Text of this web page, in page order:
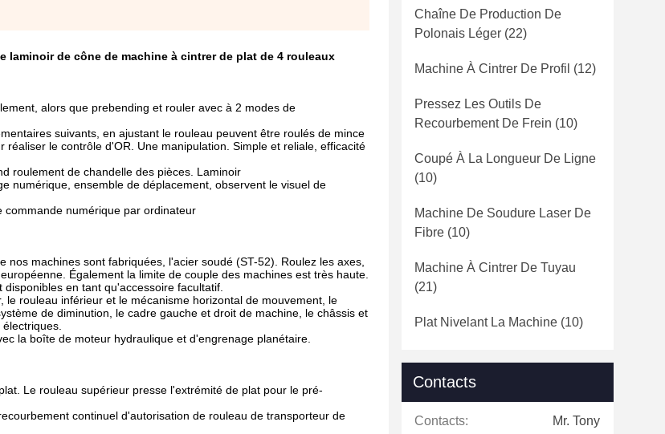
laminoir de cône de machine à cintrer de plat de 4 rouleaux
alors que prebending et rouler avec à 2 modes de
suivants, en ajustant le rouleau peuvent être roulés de mince
le contrôle d'OR. Une manipulation. Simple et reliale, efficacité
roulement de chandelle des pièces. Laminoir
numérique, ensemble de déplacement, observent le visuel de
commande numérique par ordinateur
machines sont fabriquées, l'acier soudé (ST-52). Roulez les axes,
Également la limite de couple des machines est très haute.
en tant qu'accessoire facultatif.
rouleau inférieur et le mécanisme horizontal de mouvement, le
de diminution, le cadre gauche et droit de machine, le châssis et
la boîte de moteur hydraulique et d'engrenage planétaire.
Le rouleau supérieur presse l'extrémité de plat pour le pré-
continuel d'autorisation de rouleau de transporteur de
Chaîne De Production De
Polonais Léger (22)
Machine À Cintrer De Profil (12)
Pressez Les Outils De
Recourbement De Frein (10)
Coupé À La Longueur De Ligne
(10)
Machine De Soudure Laser De
Fibre (10)
Machine À Cintrer De Tuyau
(21)
Plat Nivelant La Machine (10)
Contacts
Contacts: Mr. Tony